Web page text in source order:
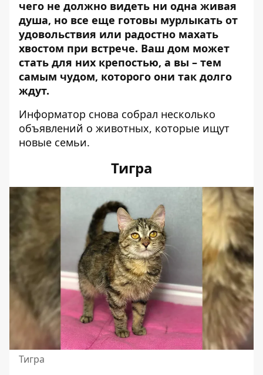
чего не должно видеть ни одна живая
душа, но все еще готовы мурлыкать от
удовольствия или радостно махать
хвостом при встрече. Ваш дом может
стать для них крепостью, а вы – тем
самым чудом, которого они так долго
ждут.
Информатор снова собрал несколько
объявлений о животных, которые ищут
новые семьи.
Тигра
Тигра